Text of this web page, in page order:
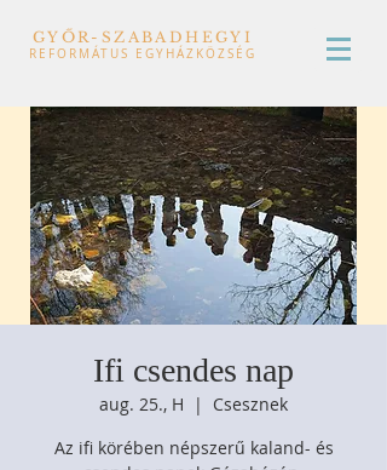
GYŐR-SZABADHEGYI
REFORMÁTUS EGYHÁZKÖZSÉG
Ifi csendes nap
aug. 25., H
  |
Csesznek
Az ifi körében népszerű kaland- és